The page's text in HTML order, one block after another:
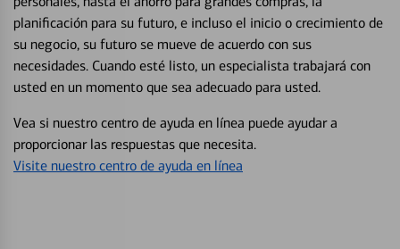
planificación para su futuro, e incluso el inicio o crecimiento de
su negocio, su futuro se mueve de acuerdo con sus
necesidades. Cuando esté listo, un especialista trabajará con
usted en un momento que sea adecuado para usted.
Vea si nuestro centro de ayuda en línea puede ayudar a
proporcionar las respuestas que necesita.
Visite nuestro centro de ayuda en línea